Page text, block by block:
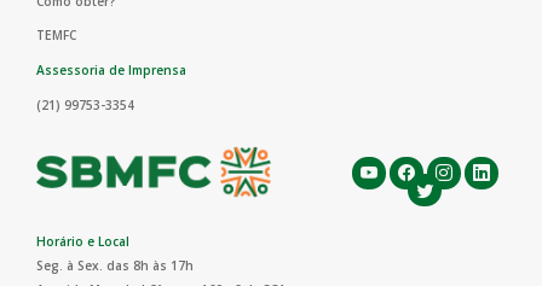
TEMFC
Assessoria de Imprensa
(21) 99753-3354
Horário e Local
Seg. à Sex. das 8h às 17h